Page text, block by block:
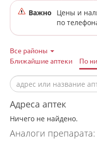
Важно
Цены и
по
Все районы
Ближайшие аптеки
По
Адреса аптек
Ничего не найдено.
Аналоги препарата: